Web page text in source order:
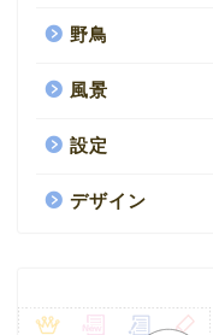
野鳥
風景
設定
デザイン